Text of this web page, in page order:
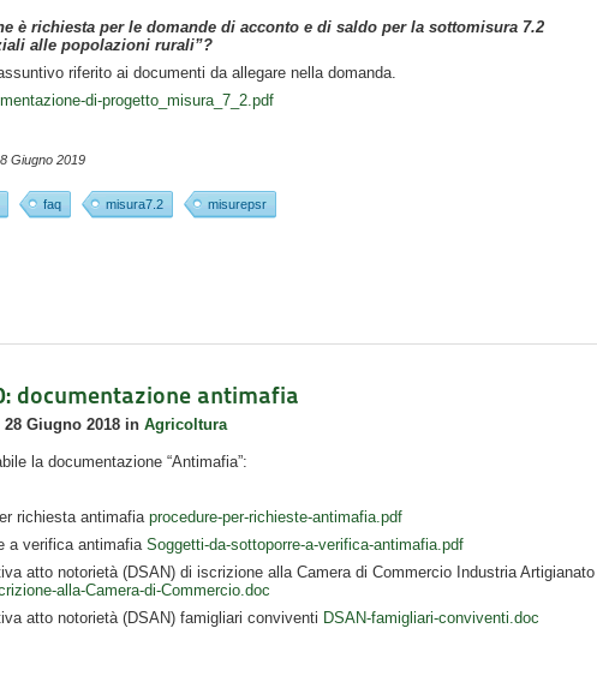
è richiesta per le domande di acconto e di saldo per la sottomisura 7.2
alle popolazioni rurali”?
riferito ai documenti da allegare nella domanda.
di-progetto_misura_7_2.pdf
Giugno 2019
faq misura7.2 misurepsr
documentazione antimafia
Giugno 2018 in Agricoltura
la documentazione “Antimafia”:
richiesta antimafia procedure-per-richieste-antimafia.pdf
a verifica antimafia Soggetti-da-sottoporre-a-verifica-antimafia.pdf
atto notorietà (DSAN) di iscrizione alla Camera di Commercio Industria Artigianato
alla-Camera-di-Commercio.doc
atto notorietà (DSAN) famigliari conviventi DSAN-famigliari-conviventi.doc